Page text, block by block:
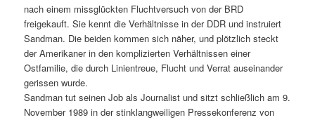
nach einem missglückten Fluchtversuch von der BRD
freigekauft. Sie kennt die Verhältnisse in der DDR und instruiert
Sandman. Die beiden kommen sich näher, und plötzlich steckt
der Amerikaner in den komplizierten Verhältnissen einer
Ostfamilie, die durch Linientreue, Flucht und Verrat auseinander
gerissen wurde.
Sandman tut seinen Job als Journalist und sitzt schließlich am 9.
November 1989 in der stinklangweiligen Pressekonferenz von